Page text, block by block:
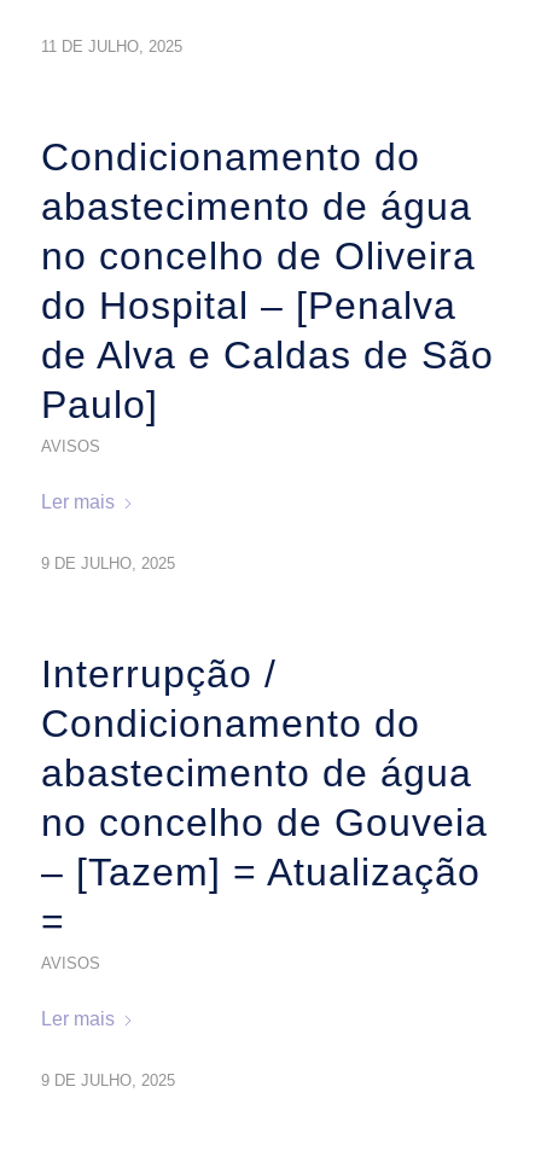
11 DE JULHO, 2025
Condicionamento do
abastecimento de água
no concelho de Oliveira
do Hospital – [Penalva
de Alva e Caldas de São
Paulo]
AVISOS
Ler mais
9 DE JULHO, 2025
Interrupção /
Condicionamento do
abastecimento de água
no concelho de Gouveia
– [Tazem] = Atualização
=
AVISOS
Ler mais
9 DE JULHO, 2025